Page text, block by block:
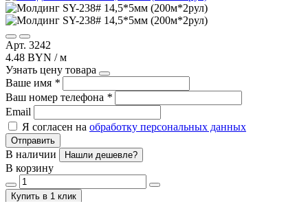
Арт. 3242
4.48 BYN / м
Узнать цену товара
Ваше имя *
Ваш номер телефона *
Email
Я согласен на обработку персональных данных
Отправить
В наличии Нашли дешевле?
В корзину
Купить в 1 клик